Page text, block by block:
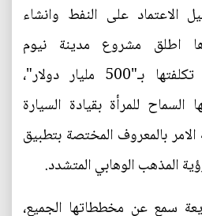
الاعتماد على النفط وانشاء
اطلق مشروع مدينة نيوم
الاقتصادية التي تقدر تكلفتها بـ"500 مليار دولار"،
للمرأة بقيادة السيارة
بالمعروف المختصة بتطبيق
المذهب الوهابي المتشدد.
سمع عن مخططاتها الجميع،